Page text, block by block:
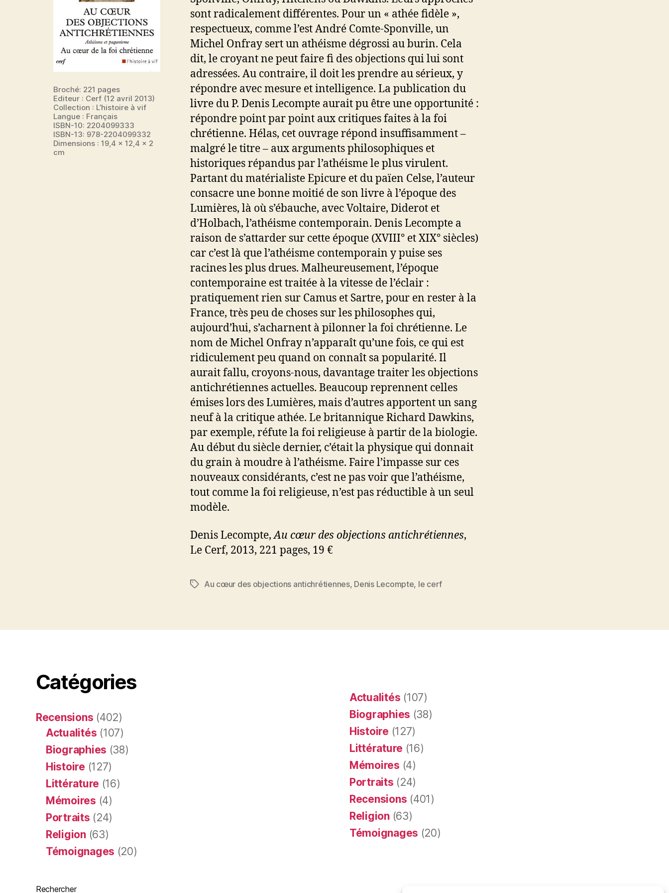
Broché: 221 pages
Editeur : Cerf (12 avril 2013)
Collection : L’histoire à vif
Langue : Français
ISBN-10: 2204099333
ISBN-13: 978-2204099332
Dimensions : 19,4 x 12,4 x 2
cm
sont radicalement différentes. Pour un « athée fidèle »,
respectueux, comme l’est André Comte-Sponville, un
Michel Onfray sert un athéisme dégrossi au burin. Cela
dit, le croyant ne peut faire fi des objections qui lui sont
adressées. Au contraire, il doit les prendre au sérieux, y
répondre avec mesure et intelligence. La publication du
livre du P. Denis Lecompte aurait pu être une opportunité :
répondre point par point aux critiques faites à la foi
chrétienne. Hélas, cet ouvrage répond insuffisamment –
malgré le titre – aux arguments philosophiques et
historiques répandus par l’athéisme le plus virulent.
Partant du matérialiste Epicure et du païen Celse, l’auteur
consacre une bonne moitié de son livre à l’époque des
Lumières, là où s’ébauche, avec Voltaire, Diderot et
d’Holbach, l’athéisme contemporain. Denis Lecompte a
raison de s’attarder sur cette époque (XVIII° et XIX° siècles)
car c’est là que l’athéisme contemporain y puise ses
racines les plus drues. Malheureusement, l’époque
contemporaine est traitée à la vitesse de l’éclair :
pratiquement rien sur Camus et Sartre, pour en rester à la
France, très peu de choses sur les philosophes qui,
aujourd’hui, s’acharnent à pilonner la foi chrétienne. Le
nom de Michel Onfray n’apparaît qu’une fois, ce qui est
ridiculement peu quand on connaît sa popularité. Il
aurait fallu, croyons-nous, davantage traiter les objections
antichrétiennes actuelles. Beaucoup reprennent celles
émises lors des Lumières, mais d’autres apportent un sang
neuf à la critique athée. Le britannique Richard Dawkins,
par exemple, réfute la foi religieuse à partir de la biologie.
Au début du siècle dernier, c’était la physique qui donnait
du grain à moudre à l’athéisme. Faire l’impasse sur ces
nouveaux considérants, c’est ne pas voir que l’athéisme,
tout comme la foi religieuse, n’est pas réductible à un seul
modèle.
Denis Lecompte,Au cœur des objections antichrétiennes,
Le Cerf, 2013, 221 pages, 19 €
Étiquettes
Au cœur des objections antichrétiennes, Denis Lecompte, le cerf
Catégories
Recensions (402)
Actualités (107)
Biographies (38)
Histoire (127)
Littérature (16)
Mémoires (4)
Portraits (24)
Religion(63)
Témoignages (20)
Rechercher
Actualités (107)
Biographies (38)
Histoire (127)
Littérature (16)
Mémoires (4)
Portraits (24)
Recensions (401)
Religion(63)
Témoignages (20)